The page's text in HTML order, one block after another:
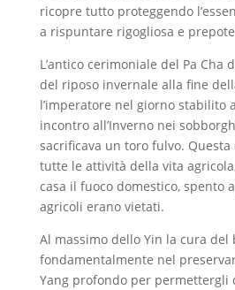
ricopre tutto proteggendo
a rispuntare rigogliosa e
L’antico cerimoniale del Pa Cha
del riposo invernale alla fine
l’imperatore nel giorno stabilito
incontro all’Inverno nei
sacrificava un toro fulvo.
tutte le attività della vita
casa il fuoco domestico, spento
agricoli erano vietati.
Al massimo dello Yin la cura del
fondamentalmente nel
Yang profondo per permettergli